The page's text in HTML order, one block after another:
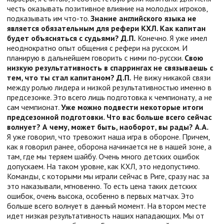
честь оказывать позитивное влияние на молодых игроков,
подказывать им что-то. Знание английского языка не
является обязательным для рефери КХЛ. Как капитан
будет объясняться с судьями? Д.П. Конечно. Я уже имел
неоднократно опыт общения с рефери на русском. И
планирую в дальнейшем говорить с ними по-русски. Свою
низкую результативность в спаррингах не связываешь с
тем, что ты стал капитаном? Д.П. Не вижу никакой связи
между ролью лидера и низкой результативностью именно в
предсезонке. Это всего лишь подготовка к чемпионату, а не
сам чемпионат. Уже можно подвести некоторые итоги
предсезонной подготовки. Что вас больше всего сейчас
волнует? А чему, может быть, наоборот, вы рады? А.А.
Я уже говорил, что тревожит наша игра в обороне. Причем,
как я говорил ранее, оборона начинается не в нашей зоне, а
там, где мы теряем шайбу. Очень много детских ошибок
допускаем. На таком уровне, как КХЛ, это недопустимо.
Команды, с которыми мы играли сейчас в Риге, сразу нас за
это наказывали, мгновенно. То есть цена таких детских
ошибок, очень высока, особенно в первых матчах. Это
больше всего волнует в данный момент. На втором месте
идет низкая результативность наших нападающих. Мы от